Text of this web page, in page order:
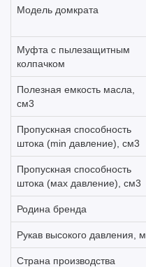
Модель домкрата
Муфта с пылезащитным
колпачком
Полезная емкость масла,
см3
Пропускная способность
штока (min давление), см3
Пропускная способность
штока (мах давление), см3
Родина бренда
Рукав высокого давления, м
Страна производства